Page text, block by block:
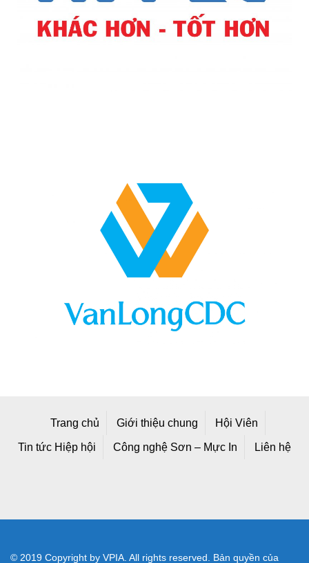
Trang chủ Giới thiệu chung Hội Viên
Tin tức Hiệp hội Công nghệ Sơn – Mực In Liên hệ
© 2019 Copyright by VPIA. All rights reserved. Bản quyền của